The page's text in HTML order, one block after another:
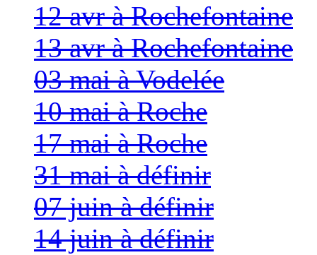
12 avr à Rochefontaine
13 avr à Rochefontaine
03 mai à Vodelée
10 mai à Roche
17 mai à Roche
31 mai à définir
07 juin à définir
14 juin à définir